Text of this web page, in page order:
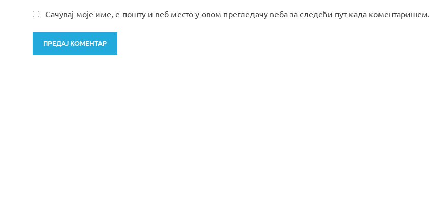
Сачувај моје име, е-пошту и веб место у овом прегледачу веба за следећи пут када коментаришем.